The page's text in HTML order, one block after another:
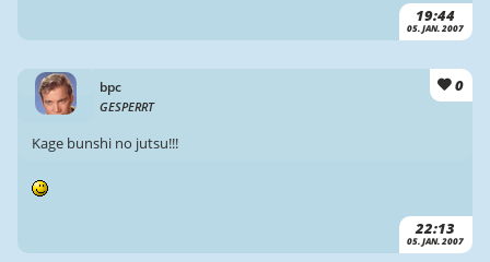
19:44
05. JAN. 2007
bpc
GESPERRT
0
22:13
05. JAN. 2007
Kage bunshi no jutsu!!!